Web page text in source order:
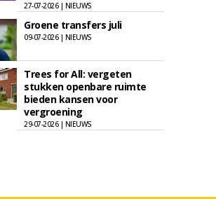
27-07-2026 | NIEUWS
Groene transfers juli
09-07-2026 | NIEUWS
Trees for All: vergeten
stukken openbare ruimte
bieden kansen voor
vergroening
29-07-2026 | NIEUWS